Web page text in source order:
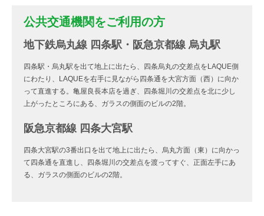
公共交通機関をご利用の方
地下鉄烏丸線 四条駅・阪急京都線 烏丸駅
四条駅・烏丸駅を出て地上に出たら、四条烏丸の交差点をLAQUE側
にわたり、LAQUEを右手に見ながら四条通を大宮方面（西）に向か
って直進する。亀屋良長本店を過ぎ、四条堀川の交差点を北に少し
上がったところにある、ガラスの側面のビルの2階。
阪急京都線 四条大宮駅
四条大宮駅の3番出口を出て地上に出たら、烏丸方面（東）に向かっ
て四条通を直進し、四条堀川の交差点を渡ってすぐ、正面左手にあ
る、ガラスの側面のビルの2階。